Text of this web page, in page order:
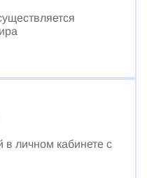
в личном кабинете с